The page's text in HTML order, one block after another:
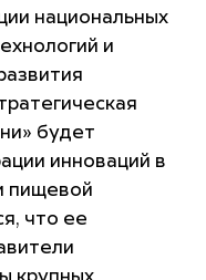
национальных
и
будет
инноваций в
пищевой
что ее